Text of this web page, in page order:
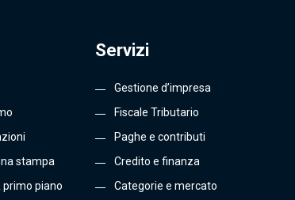
stampa
primo piano
Servizi
Gestione d’impresa
Fiscale Tributario
Paghe e contributi
Credito e finanza
Categorie e mercato